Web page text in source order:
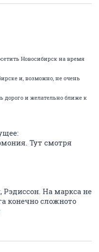
Новосибирск на время
и, возможно, не очень
дорого и желательно ближе к
Тут смотря
Рэдиссон. На маркса не
конечно сложното